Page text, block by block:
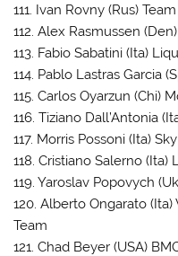
111. Ivan Rovny (Rus)
112. Alex Rasmussen
113. Fabio Sabatini (Ita)
114. Pablo Lastras Garcia
115. Carlos Oyarzun (Chi)
116. Tiziano Dall’Antonia
117. Morris Possoni (Ita)
118. Cristiano Salerno
119. Yaroslav Popovych
120. Alberto Ongarato
Team
121. Chad Beyer (USA)